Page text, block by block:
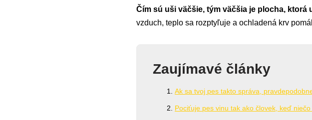
Čím sú uši väčšie, tým väčšia je plocha, ktorá
vzduch, teplo sa rozptyľuje a ochladená krv
Zaujímavé články
Ak sa tvoj pes takto správa,
Pociťuje pes vinu tak ako človek, keď